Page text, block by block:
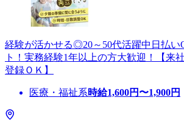
経験が活かせる◎20～50代活躍中日払
ト！実務経験1年以上の方大歓迎！【来
登録ＯＫ】
医療・福祉系時給1,600円〜1,900円